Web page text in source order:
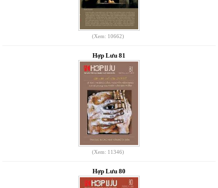
(Xem: 10662)
Hợp Lưu 81
(Xem: 11346)
Hợp Lưu 80